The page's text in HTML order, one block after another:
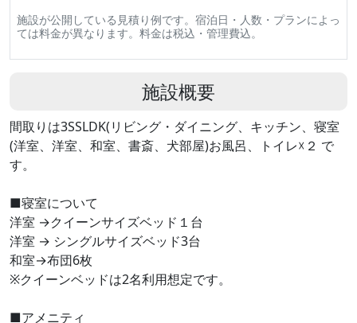
施設が公開している見積り例です。宿泊日・人数・プランによっ
ては料金が異なります。料金は税込・管理費込。
施設概要
間取りは3SSLDK(リビング・ダイニング、キッチン、寝室
(洋室、洋室、和室、書斎、犬部屋)お風呂、トイレ☓２ で
す。
■寝室について
洋室 →クイーンサイズベッド１台
洋室 → シングルサイズベッド3台
和室→布団6枚
※クイーンベッドは2名利用想定です。
■アメニティ